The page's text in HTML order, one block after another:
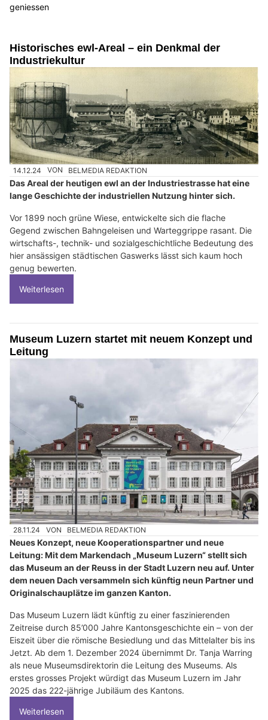
geniessen
Historisches ewl-Areal – ein Denkmal der
Industriekultur
14.12.24 VON BELMEDIA REDAKTION
Das Areal der heutigen ewl an der Industriestrasse hat eine
lange Geschichte der industriellen Nutzung hinter sich.
Vor 1899 noch grüne Wiese, entwickelte sich die flache
Gegend zwischen Bahngeleisen und Warteggrippe rasant. Die
wirtschafts-, technik- und sozialgeschichtliche Bedeutung des
hier ansässigen städtischen Gaswerks lässt sich kaum hoch
genug bewerten.
Weiterlesen
Museum Luzern startet mit neuem Konzept und
Leitung
28.11.24 VON BELMEDIA REDAKTION
Neues Konzept, neue Kooperationspartner und neue
Leitung: Mit dem Markendach „Museum Luzern“ stellt sich
das Museum an der Reuss in der Stadt Luzern neu auf. Unter
dem neuen Dach versammeln sich künftig neun Partner und
Originalschauplätze im ganzen Kanton.
Das Museum Luzern lädt künftig zu einer faszinierenden
Zeitreise durch 85’000 Jahre Kantonsgeschichte ein – von der
Eiszeit über die römische Besiedlung und das Mittelalter bis ins
Jetzt. Ab dem 1. Dezember 2024 übernimmt Dr. Tanja Warring
als neue Museumsdirektorin die Leitung des Museums. Als
erstes grosses Projekt würdigt das Museum Luzern im Jahr
2025 das 222-jährige Jubiläum des Kantons.
Weiterlesen